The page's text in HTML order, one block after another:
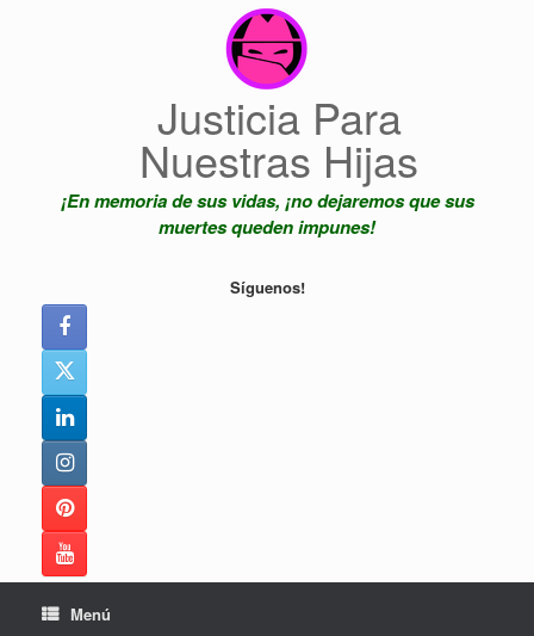
Justicia Para
Nuestras Hijas
¡En memoria de sus vidas, ¡no dejaremos que sus
muertes queden impunes!
Síguenos!
Menú